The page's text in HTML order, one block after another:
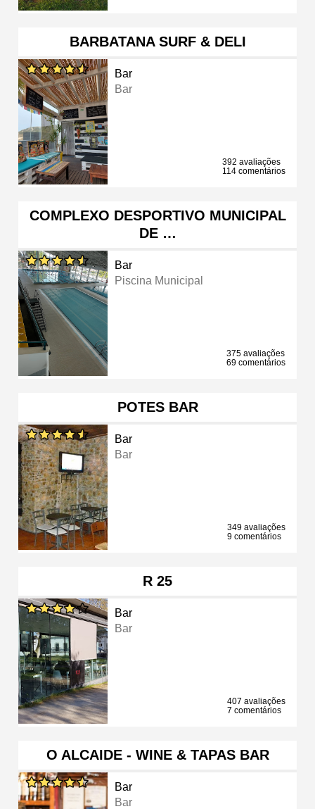
BARBATANA SURF & DELI
Bar
Bar
392 avaliações
114 comentários
COMPLEXO DESPORTIVO MUNICIPAL
DE …
Bar
Piscina Municipal
375 avaliações
69 comentários
POTES BAR
Bar
Bar
349 avaliações
9 comentários
R 25
Bar
Bar
407 avaliações
7 comentários
O ALCAIDE - WINE & TAPAS BAR
Bar
Bar